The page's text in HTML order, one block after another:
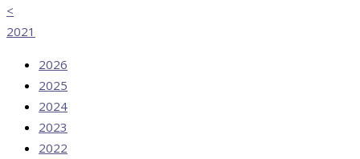
<
2021
2026
2025
2024
2023
2022